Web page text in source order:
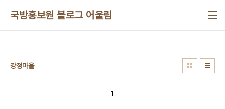
국방홍보원 블로그 어울림
강정마을
1